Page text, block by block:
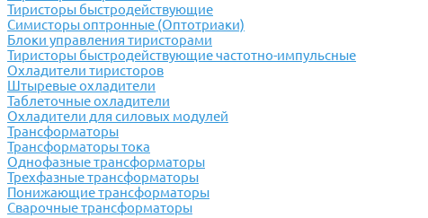
Тиристоры быстродействующие
Симисторы оптронные (Оптотриаки)
Блоки управления тиристорами
Тиристоры быстродействующие частотно-импульсные
Охладители тиристоров
Штыревые охладители
Таблеточные охладители
Охладители для силовых модулей
Трансформаторы
Трансформаторы тока
Однофазные трансформаторы
Трехфазные трансформаторы
Понижающие трансформаторы
Сварочные трансформаторы